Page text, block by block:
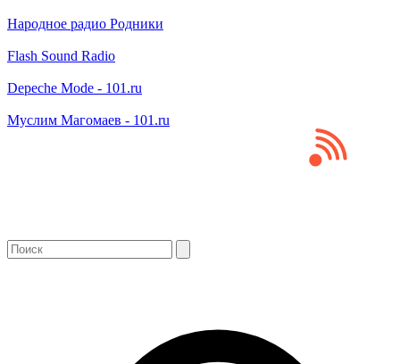
Народное радио Родники
Flash Sound Radio
Depeche Mode - 101.ru
Муслим Магомаев - 101.ru